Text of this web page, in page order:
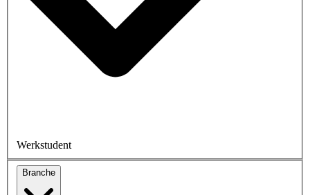
Werkstudent
Branche